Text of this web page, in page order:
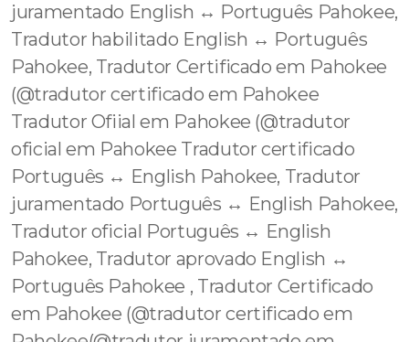
juramentado English ↔️ Português Pahokee,
Tradutor habilitado English ↔️ Português
Pahokee, Tradutor Certificado em Pahokee
(@tradutor certificado em Pahokee
Tradutor Ofiial em Pahokee (@tradutor
oficial em Pahokee Tradutor certificado
Português ↔️ English Pahokee, Tradutor
juramentado Português ↔️ English Pahokee,
Tradutor oficial Português ↔️ English
Pahokee, Tradutor aprovado English ↔️
Português Pahokee , Tradutor Certificado
em Pahokee (@tradutor certificado em